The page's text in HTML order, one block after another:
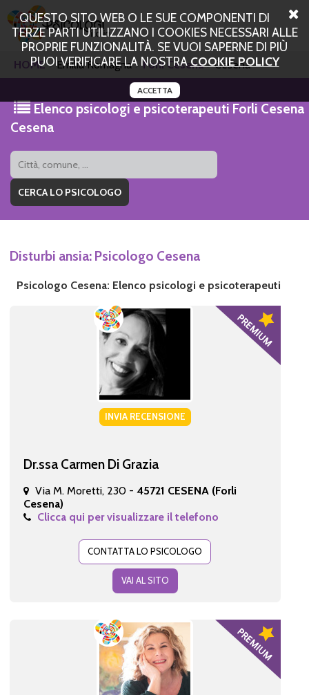
QUESTO SITO WEB O LE SUE COMPONENTI DI
TERZE PARTI UTILIZZANO I COOKIES NECESSARI ALLE
PROPRIE FUNZIONALITÀ. SE VUOI SAPERNE DI PIÙ
PUOI VERIFICARE LA NOSTRACOOKIE POLICY
ACCETTA
HOME Emilia Romagna Forli Cesena Cesena
Elenco psicologi e psicoterapeuti Forli Cesena
Cesena
Disturbi ansia: Psicologo Cesena
Psicologo Cesena: Elenco psicologi e psicoterapeuti
INVIA RECENSIONE
Dr.ssa Carmen Di Grazia
Via M. Moretti, 230 - 45721 CESENA (Forli
Cesena)
Clicca qui per visualizzare il telefono
CONTATTA LO PSICOLOGO
VAI AL SITO